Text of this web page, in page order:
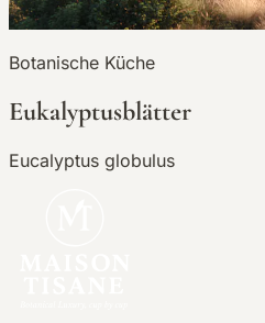
Botanische Küche
Eukalyptusblätter
Eucalyptus globulus